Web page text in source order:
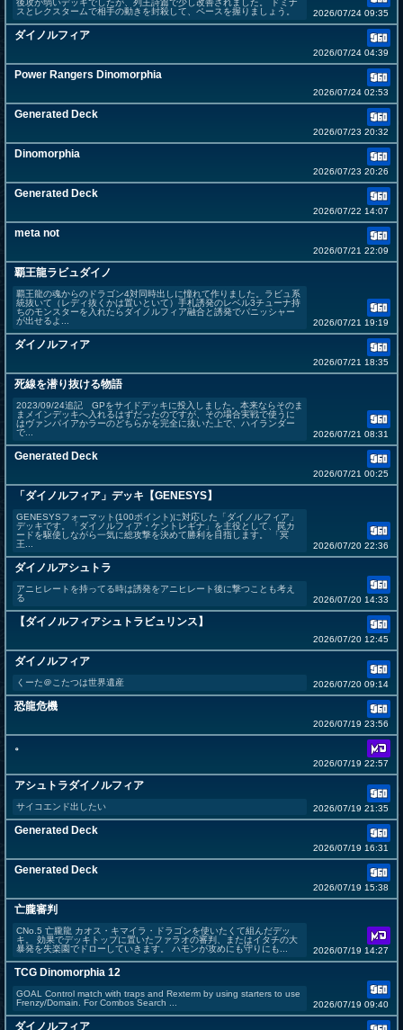
後攻が弱いデッキでしたが、列王詩篇で少し改善されました。 ドミナ
スとレクスタームで相手の動きを封殺して、ペースを握りましょう。
2026/07/24 09:35
ダイノルフィア
2026/07/24 04:39
Power Rangers Dinomorphia
2026/07/24 02:53
Generated Deck
2026/07/23 20:32
Dinomorphia
2026/07/23 20:26
Generated Deck
2026/07/22 14:07
meta not
2026/07/21 22:09
覇王龍ラビュダイノ
覇王龍の魂からのドラゴン4対同時出しに憧れて作りました。ラビュ系
統抜いて（レディ抜くかは置いといて）手札誘発のレベル3チューナ持
ちのモンスターを入れたらダイノルフィア融合と誘発でパニッシャー
が出せるよ...
2026/07/21 19:19
ダイノルフィア
2026/07/21 18:35
死線を潜り抜ける物語
2023/09/24追記 GPをサイドデッキに投入しました。本来ならそのま
まメインデッキへ入れるはずだったのですが、その場合実戦で使うに
はヴァンパイアかラーのどちらかを完全に抜いた上で、ハイランダー
で...
2026/07/21 08:31
Generated Deck
2026/07/21 00:25
「ダイノルフィア」デッキ【GENESYS】
GENESYSフォーマット(100ポイント)に対応した「ダイノルフィア」
デッキです。「ダイノルフィア・ケントレギナ」を主役として、罠カ
ードを駆使しながら一気に総攻撃を決めて勝利を目指します。 「冥
王...
2026/07/20 22:36
ダイノルアシュトラ
アニヒレートを持ってる時は誘発をアニヒレート後に撃つことも考え
る
2026/07/20 14:33
【ダイノルフィアシュトラビュリンス】
2026/07/20 12:45
ダイノルフィア
くーた＠こたつは世界遺産 2026/07/20 09:14
恐龍危機
2026/07/19 23:56
。
2026/07/19 22:57
アシュトラダイノルフィア
サイコエンド出したい 2026/07/19 21:35
Generated Deck
2026/07/19 16:31
Generated Deck
2026/07/19 15:38
亡朧審判
CNo.5 亡朧龍 カオス・キマイラ・ドラゴンを使いたくて組んだデッ
キ。 効果でデッキトップに置いたファラオの審判、またはイタチの大
暴発を失楽園でドローしていきます。 ハモンが攻めにも守りにも...
2026/07/19 14:27
TCG Dinomorphia 12
GOAL Control match with traps and Rexterm by using starters to use
Frenzy/Domain. For Combos Search ...
2026/07/19 09:40
ダイノルフィア